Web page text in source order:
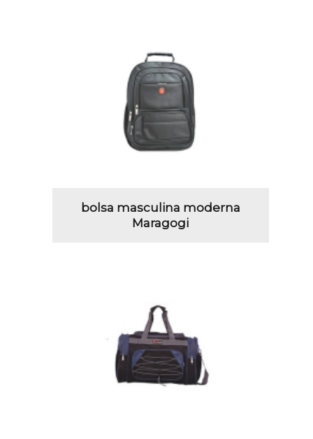
bolsa masculina moderna
Maragogi